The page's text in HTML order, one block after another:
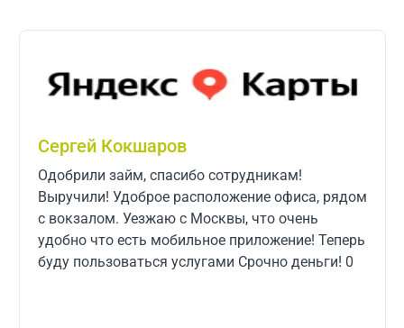
User-26136657404
Случились небольшие трудности с деньгами,
обратилась в СрочноДеньги. Оформила за
считанные минуты, тут же перевели на карту, и
погасила без процентов за 7 дней. Прозрачные
условия, все четко и быстро. Супер, выручили!)